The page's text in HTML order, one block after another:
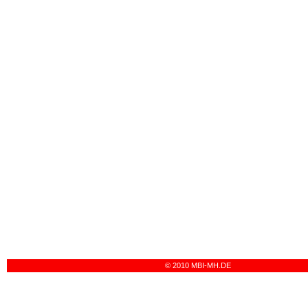
© 2010 MBI-MH.DE